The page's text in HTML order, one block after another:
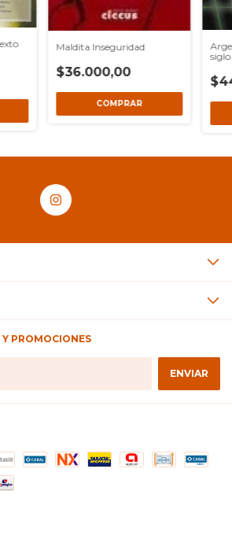
Maldita Inseguridad
$36.000,00
siglo
PROMOCIONES